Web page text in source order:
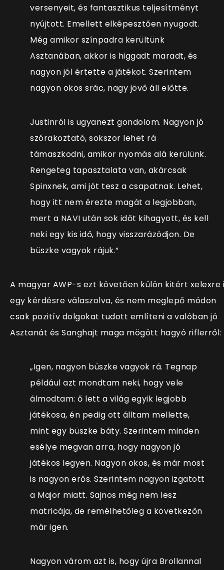
versenyeit, és fantasztikus teljesítményt
nyújtott. Emellett elképesztően nyugodt.
Még amikor színpadra kerültünk
Asztanában, akkor is higgadt maradt, és
nagyon jól értette a játékot. Szerintem
nagyon okos srác, nagy jövő áll előtte.
Justinról is ugyanezt gondolom. Nagyon jó
szórakoztató, sokszor lehet rá
támaszkodni, amikor nyomás alá kerülünk.
Rengeteg tapasztalata van, akárcsak
Spinxnek, ami jót tesz a csapatnak. Lehet,
hogy itt nem érezte magát a legjobban,
mert a NAVI után sok időt kihagyott, és kell
neki egy kis idő, hogy visszarázódjon. De
büszke vagyok rájuk.”
A magyar AWP-s ezt követően külön kitért xelexre
egy kérdésre válaszolva, és nem meglepő módon
csak pozitív dolgokat tudott említeni a valóban jó
Asztanát és Sanghajt maga mögött hagyó riflerről:
„Igen, nagyon büszke vagyok rá. Tegnap
például azt mondtam neki, hogy vele
álmodtam: ő lett a világ egyik legjobb
játékosa, én pedig ott álltam mellette,
mint egy büszke báty. Szerintem minden
esélye megvan arra, hogy nagyon jó
játékos legyen. Nagyon okos, és már most
is nagyon erős. Szerintem nagyon izgatott
a Major miatt. Sajnos még nem lesz
matricája, de remélhetőleg a következőn
már igen.
Nagyon várom azt is, hogy újra Brollannal